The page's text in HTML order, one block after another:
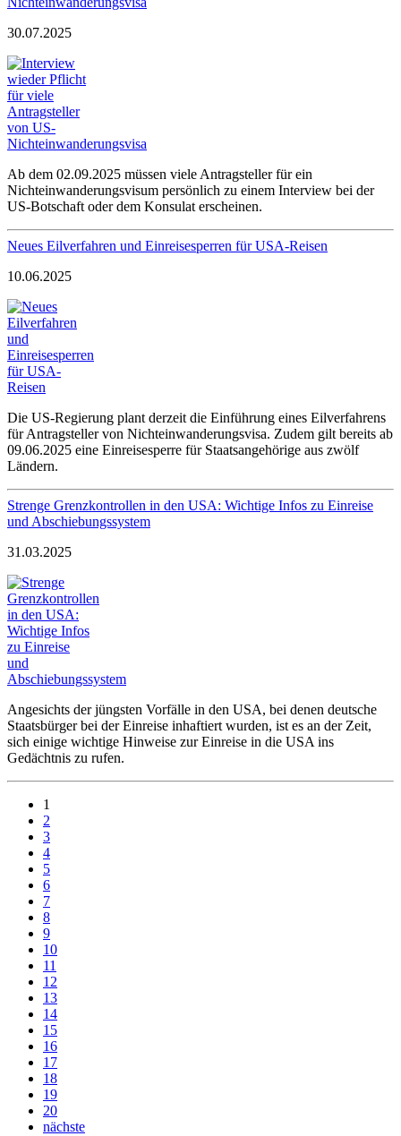
30.07.2025
Ab dem 02.09.2025 müssen viele Antragsteller für ein
Nichteinwanderungsvisum persönlich zu einem Interview bei der
US-Botschaft oder dem Konsulat erscheinen.
Neues Eilverfahren und Einreisesperren für USA-Reisen
10.06.2025
Die US-Regierung plant derzeit die Einführung eines Eilverfahrens
für Antragsteller von Nichteinwanderungsvisa. Zudem gilt bereits ab
09.06.2025 eine Einreisesperre für Staatsangehörige aus zwölf
Ländern.
Strenge Grenzkontrollen in den USA: Wichtige Infos zu Einreise
und Abschiebungssystem
31.03.2025
Angesichts der jüngsten Vorfälle in den USA, bei denen deutsche
Staatsbürger bei der Einreise inhaftiert wurden, ist es an der Zeit,
sich einige wichtige Hinweise zur Einreise in die USA ins
Gedächtnis zu rufen.
1
2
3
4
5
6
7
8
9
10
11
12
13
14
15
16
17
18
19
20
nächste